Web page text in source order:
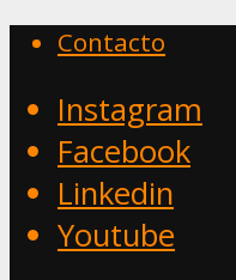
Contacto
Instagram
Facebook
Linkedin
Youtube